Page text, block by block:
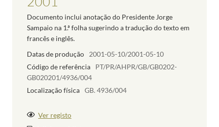
Documento inclui anotação do Presidente Jorge
Sampaio na 1.ª folha sugerindo a tradução do texto em
francês e inglês.
Datas de produção
2001-05-10/2001-05-10
Código de referência
PT/PR/AHPR/GB/GB0202-
GB020201/4936/004
Localização física GB. 4936/004
Ver registo